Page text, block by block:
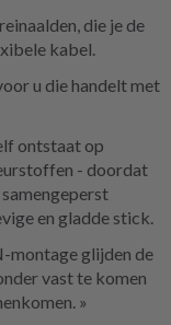
die je de
kabel.
u die handelt met
ontstaat op
- doordat
en gladde stick.
montage glijden de
vast te komen
»